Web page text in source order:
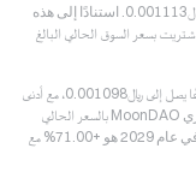
سنوات، مع توقع انخفاض قدره ﷼‎0.0006503 وارتفاع متوقع قدره ﷼‎0.001113. استنادًا إلى هذه
توقع عائد استثمار محتمل +44.00% إذا اشتريت بسعر السوق الحالي البالغ
استنادًا إلى البيانات التاريخية، قد تسجل MoonDAO ارتفاعًا يصل إلى ﷼‎0.001098، مع أدنى
سعر ﷼‎0.0006068 خلال عام 2029. لذلك إذا كنت ستشتري MoonDAO بالسعر الحالي
﷼‎0.0005625، فإن عائد الاستثمار المحتمل بالنسبة لك في عام 2029 هو +71.00% مع